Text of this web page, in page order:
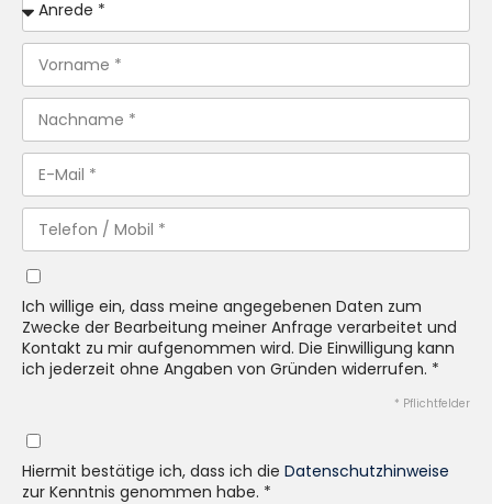
Ich willige ein, dass meine angegebenen Daten zum
Zwecke der Bearbeitung meiner Anfrage verarbeitet und
Kontakt zu mir aufgenommen wird. Die Einwilligung kann
ich jederzeit ohne Angaben von Gründen widerrufen. *
* Pflichtfelder
Hiermit bestätige ich, dass ich die Datenschutzhinweise
zur Kenntnis genommen habe. *